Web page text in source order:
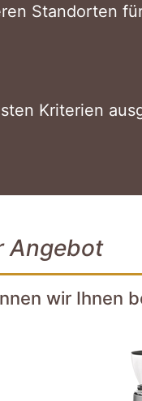
Standorten
Kriterien
Angebot
wir Ihnen